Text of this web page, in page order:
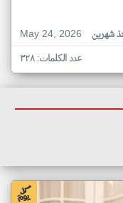
May 24, 2026
شهرين
عدد الكلمات: ٣٢٨